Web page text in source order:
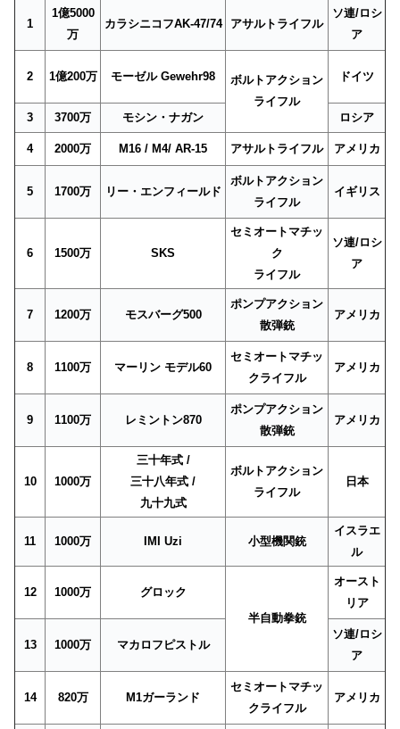
1
1億5000
万
カラシニコフAK-47/74 アサルトライフル
ソ連/ロシ
ア
2 1億200万 モーゼル Gewehr98
ボルトアクション
ライフル
ドイツ
3 3700万 モシン・ナガン ロシア
4 2000万 M16 / M4/ AR-15 アサルトライフル アメリカ
5 1700万 リー・エンフィールド
ボルトアクション
ライフル
イギリス
6 1500万 SKS
セミオートマチッ
ク
ライフル
ソ連/ロシ
ア
7 1200万 モスバーグ500
ポンプアクション
散弾銃
アメリカ
8 1100万 マーリン モデル60
セミオートマチッ
クライフル
アメリカ
9 1100万 レミントン870
ポンプアクション
散弾銃
アメリカ
10 1000万
三十年式 /
三十八年式 /
九十九式
ボルトアクション
ライフル
日本
11 1000万 IMI Uzi 小型機関銃
イスラエ
ル
12 1000万
グロック
半自動拳銃
オースト
リア
13 1000万 マカロフピストル
ソ連/ロシ
ア
14 820万 M1ガーランド
セミオートマチッ
クライフル
アメリカ